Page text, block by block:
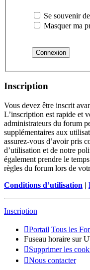
Se souvenir
Masquer ma
Inscription
Vous devez être inscrit
L’inscription est rapide et
administrateurs du forum
supplémentaires aux
assurez-vous d’avoir pris
d’utilisation et de notre
également prendre le
règles du forum lors de
Conditions d’utilisation |
Inscription
Portail Tous les
Fuseau horaire sur
Supprimer les
Nous contacter